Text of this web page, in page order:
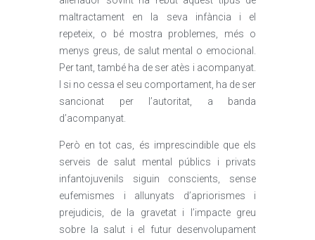
maltractament en la seva infància i el
repeteix, o bé mostra problemes, més o
menys greus, de salut mental o emocional.
Per tant, també ha de ser atès i acompanyat.
I si no cessa el seu comportament, ha de ser
sancionat per l’autoritat, a banda
d’acompanyat.
Però en tot cas, és imprescindible que els
serveis de salut mental públics i privats
infantojuvenils siguin conscients, sense
eufemismes i allunyats d’apriorismes i
prejudicis, de la gravetat i l’impacte greu
sobre la salut i el futur desenvolupament